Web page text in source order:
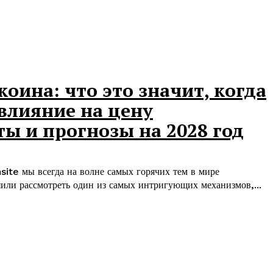
что это значит, когда
на цену
и прогнозы на 2028 год
мы всегда на волне самых горячих тем в мире
рассмотреть один из самых интригующих механизмов,...